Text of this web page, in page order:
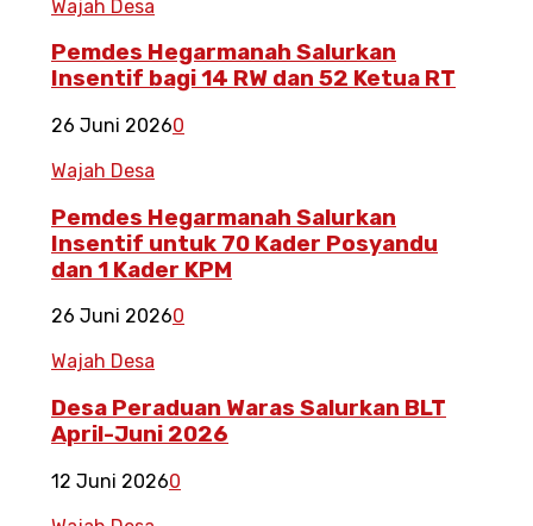
Wajah Desa
Pemdes Hegarmanah Salurkan
Insentif bagi 14 RW dan 52 Ketua RT
26 Juni 20260
Wajah Desa
Pemdes Hegarmanah Salurkan
Insentif untuk 70 Kader Posyandu
dan 1 Kader KPM
26 Juni 20260
Wajah Desa
Desa Peraduan Waras Salurkan BLT
April-Juni 2026
12 Juni 20260